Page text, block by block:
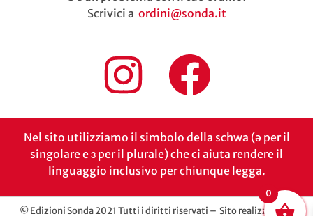
Scrivici a ordini@sonda.it
Nel sito utilizziamo il simbolo della schwa (ə per il
singolare e ɜ per il plurale) che ci aiuta rendere il
linguaggio inclusivo per chiunque legga.
© Edizioni Sonda 2021 Tutti i diritti riservati – Sito realizzato da
0